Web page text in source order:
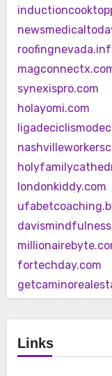
synexispro.com
holayomi.com
londonkiddy.com
fortechday.com
Links